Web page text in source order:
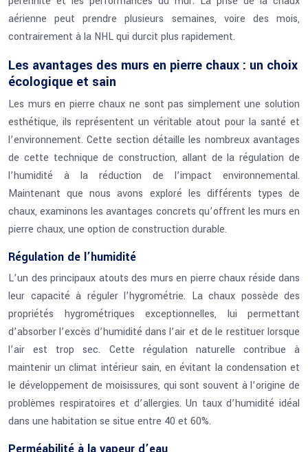
aérienne peut prendre plusieurs semaines, voire des mois,
contrairement à la NHL qui durcit plus rapidement.
Les avantages des murs en pierre chaux : un choix
écologique et sain
Les murs en pierre chaux ne sont pas simplement une solution
esthétique, ils représentent un véritable atout pour la santé et
l’environnement. Cette section détaille les nombreux avantages
de cette technique de construction, allant de la régulation de
l’humidité à la réduction de l’impact environnemental.
Maintenant que nous avons exploré les différents types de
chaux, examinons les avantages concrets qu’offrent les murs en
pierre chaux, une option de construction durable.
Régulation de l’humidité
L’un des principaux atouts des murs en pierre chaux réside dans
leur capacité à réguler l’hygrométrie. La chaux possède des
propriétés hygrométriques exceptionnelles, lui permettant
d’absorber l’excès d’humidité dans l’air et de le restituer lorsque
l’air est trop sec. Cette régulation naturelle contribue à
maintenir un climat intérieur sain, en évitant la condensation et
le développement de moisissures, qui sont souvent à l’origine de
problèmes respiratoires et d’allergies. Un taux d’humidité idéal
dans une habitation se situe entre 40 et 60%.